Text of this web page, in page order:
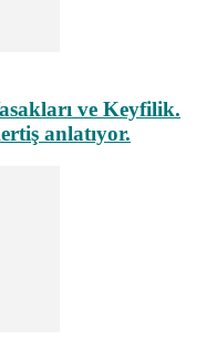
ve Keyfilik.
anlatıyor.